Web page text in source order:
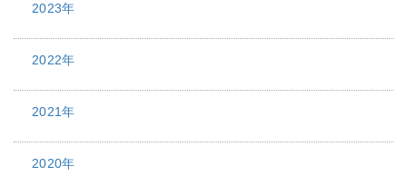
2023年
2022年
2021年
2020年